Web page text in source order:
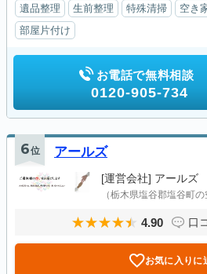
遺品整理 生前整理 特殊清掃 空き
部屋片付け
お電話で無料相談
0120-905-734
6位 アールズ
[運営会社] アールズ
（栃木県塩谷郡塩谷町の
4.90 口
お気に入りに